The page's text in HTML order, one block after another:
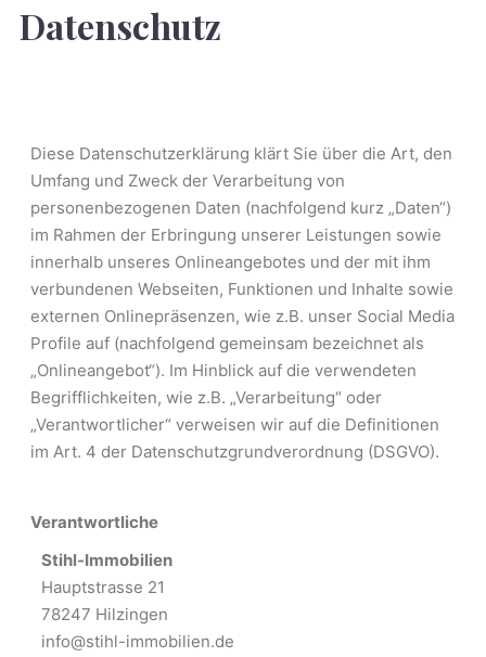
Datenschutz
Diese Datenschutzerklärung klärt Sie über die Art, den
Umfang und Zweck der Verarbeitung von
personenbezogenen Daten (nachfolgend kurz „Daten“)
im Rahmen der Erbringung unserer Leistungen sowie
innerhalb unseres Onlineangebotes und der mit ihm
verbundenen Webseiten, Funktionen und Inhalte sowie
externen Onlinepräsenzen, wie z.B. unser Social Media
Profile auf (nachfolgend gemeinsam bezeichnet als
„Onlineangebot“). Im Hinblick auf die verwendeten
Begrifflichkeiten, wie z.B. „Verarbeitung“ oder
„Verantwortlicher“ verweisen wir auf die Definitionen
im Art. 4 der Datenschutzgrundverordnung (DSGVO).
Verantwortliche
Stihl-Immobilien
Hauptstrasse 21
78247 Hilzingen
info@stihl-immobilien.de